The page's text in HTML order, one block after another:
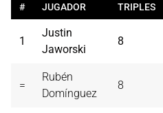
# JUGADOR TRIPLES
1
Justin
Jaworski
8
=
Rubén
Domínguez
8